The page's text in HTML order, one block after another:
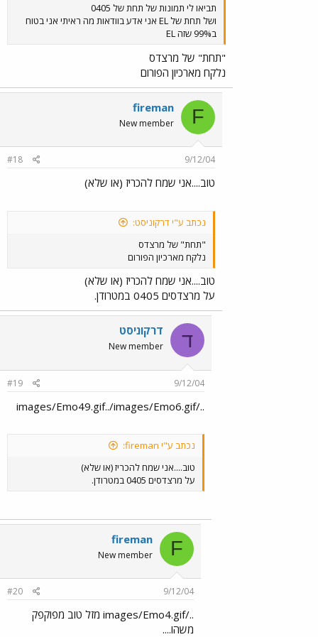
תביאו לי תמונות של תחת של 0405
ושל תחת של EL אני אדע בוודאות מה ראיתי אני בטוח
ב99% שזה EL
"תחת" של מרצדס
נלקח מארכיון הפורום
F
fireman
New member
9/12/04
#18
טוב....אני שמח להכריז (או שלא)
נכתב ע"י דרקוניסט:
"תחת" של מרצדס
נלקח מארכיון הפורום
טוב....אני שמח להכריז (או שלא)
על מרצדסים 0405 במטרודן.
ד דרקוניסט
New member
9/12/04
#19
../images/Emo49.gif../images/Emo6.gif
נכתב ע"י fireman:
טוב....אני שמח להכריז (או שלא)
על מרצדסים 0405 במטרודן.
F
fireman
New member
9/12/04
#20
../images/Emo4.gif מזל טוב מפוקפק
משהו....